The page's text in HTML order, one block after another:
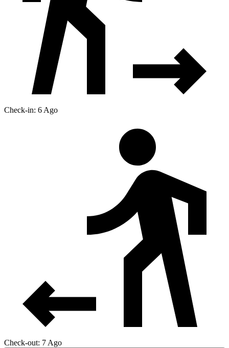
Check-in: 6 Ago
Check-out: 7 Ago